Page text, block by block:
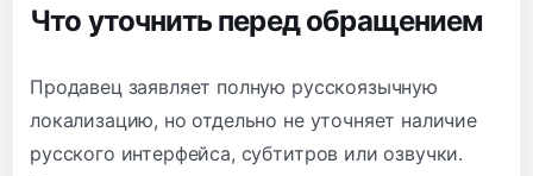
Что уточнить перед обращением
Продавец заявляет полную русскоязычную
локализацию, но отдельно не уточняет наличие
русского интерфейса, субтитров или озвучки.